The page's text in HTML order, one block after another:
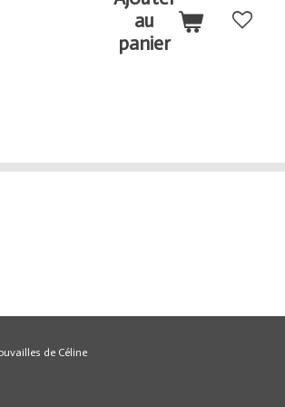
au
panier
de Céline